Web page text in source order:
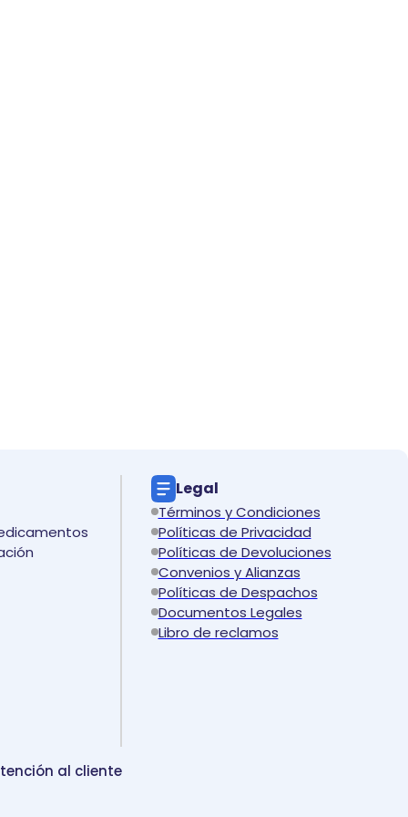
Legal
Términos y Condiciones
Políticas de Privacidad
Políticas de Devoluciones
Convenios y Alianzas
Políticas de Despachos
Documentos Legales
Libro de reclamos
al cliente